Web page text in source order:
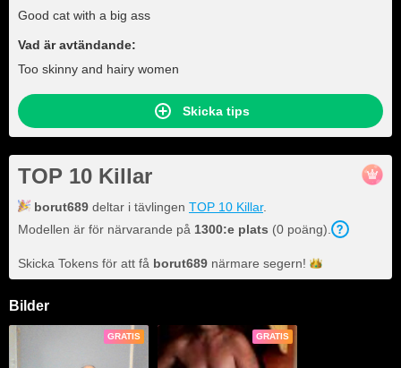
Good cat with a big ass
Vad är avtändande:
Too skinny and hairy women
Skicka tips
TOP 10 Killar
borut689 deltar i tävlingen TOP 10 Killar.
Modellen är för närvarande på 1300:e plats (0 poäng).
Skicka Tokens för att få borut689 närmare segern!
Bilder
GRATIS GRATIS